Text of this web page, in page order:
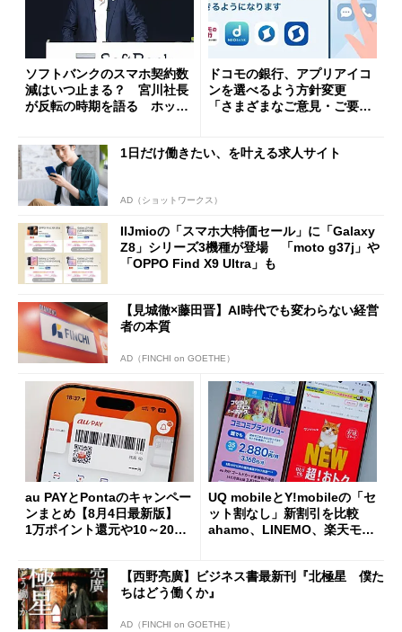
ソフトバンクのスマホ契約数
減はいつ止まる？ 宮川社長
が反転の時期を語る ホッピ
ドコモの銀行、アプリアイコ
ンを選べるよう方針変更
「さまざまなご意見・ご要望
1日だけ働きたい、を叶える求人サイト
AD（ショットワークス）
IIJmioの「スマホ大特価セール」に「Galaxy
Z8」シリーズ3機種が登場 「moto g37j」や
「OPPO Find X9 Ultra」も
【見城徹×藤田晋】AI時代でも変わらない経営
者の本質
AD（FINCHI on GOETHE）
au PAYとPontaのキャンペー
ンまとめ【8月4日最新版】
1万ポイント還元や10～20％
UQ mobileとY!mobileの「セ
ット割なし」新割引を比較
ahamo、LINEMO、楽天モバ
【西野亮廣】ビジネス書最新刊『北極星 僕た
ちはどう働くか』
AD（FINCHI on GOETHE）